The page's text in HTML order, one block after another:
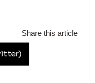
Share this article